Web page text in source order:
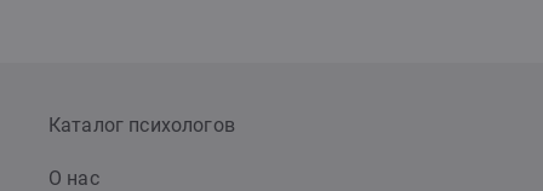
Каталог психологов
О нас